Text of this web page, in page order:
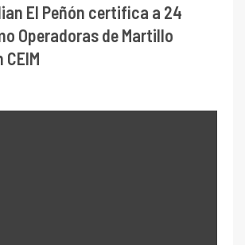
El Peñón certifica a 24
Operadoras de Martillo